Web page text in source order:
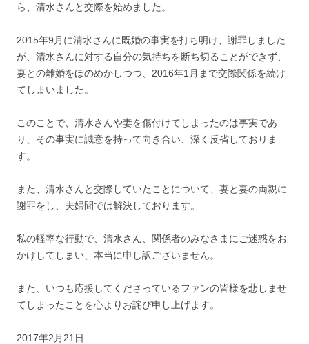
ら、清水さんと交際を始めました。
2015年9月に清水さんに既婚の事実を打ち明け、謝罪しました
が、清水さんに対する自分の気持ちを断ち切ることができず、
妻との離婚をほのめかしつつ、2016年1月まで交際関係を続け
てしまいました。
このことで、清水さんや妻を傷付けてしまったのは事実であ
り、その事実に誠意を持って向き合い、深く反省しておりま
す。
また、清水さんと交際していたことについて、妻と妻の両親に
謝罪をし、夫婦間では解決しております。
私の軽率な行動で、清水さん、関係者のみなさまにご迷惑をお
かけしてしまい、本当に申し訳ございません。
また、いつも応援してくださっているファンの皆様を悲しませ
てしまったことを心よりお詫び申し上げます。
2017年2月21日